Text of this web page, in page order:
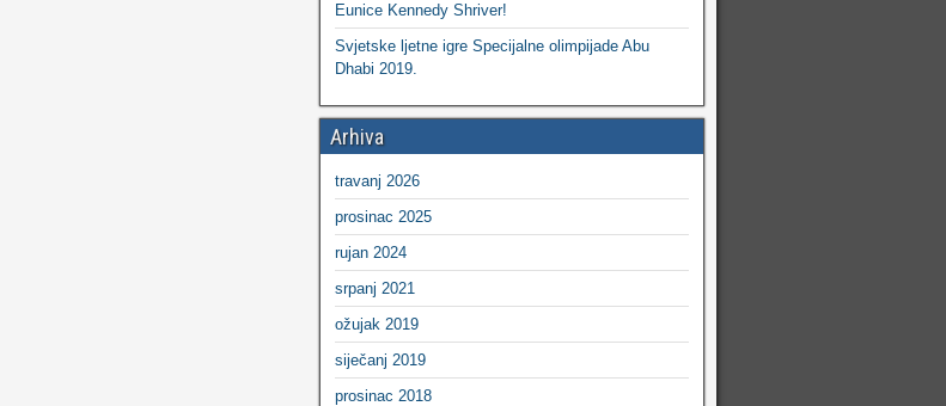
Eunice Kennedy Shriver!
Svjetske ljetne igre Specijalne olimpijade Abu
Dhabi 2019.
Arhiva
travanj 2026
prosinac 2025
rujan 2024
srpanj 2021
ožujak 2019
siječanj 2019
prosinac 2018